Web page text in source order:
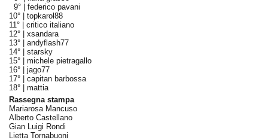
9° | federico pavani
10° | topkarol88
11° | critico italiano
12° | xsandara
13° | andyflash77
14° | starsky
15° | michele pietragallo
16° | jago77
17° | capitan barbossa
18° | mattia
Rassegna stampa
Mariarosa Mancuso
Alberto Castellano
Gian Luigi Rondi
Lietta Tornabuoni